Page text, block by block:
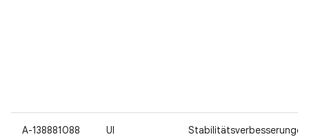
A-138881088 UI
Stabilitätsverbesserungen